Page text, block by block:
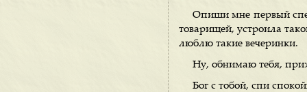
Опиши мне первый
товарищей, устроила
люблю такие вечеринки.
Ну, обнимаю тебя,
Бог с тобой, спи